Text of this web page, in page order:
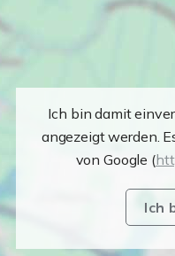
Ich bin damit
angezeigt werden.
von Google (
Ich